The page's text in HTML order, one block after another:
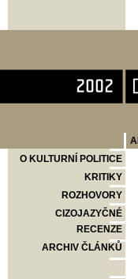
O KULTURNÍ POLITICE
KRITIKY
ROZHOVORY
CIZOJAZYČNÉ
RECENZE
ARCHIV ČLÁNKŮ